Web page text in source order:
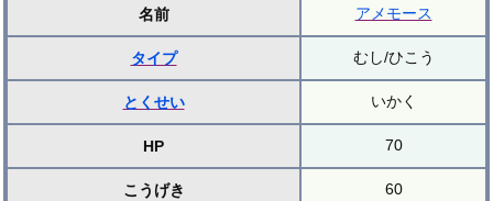
名前 アメモース
タイプ むし/ひこう
とくせい いかく
HP 70
こうげき 60